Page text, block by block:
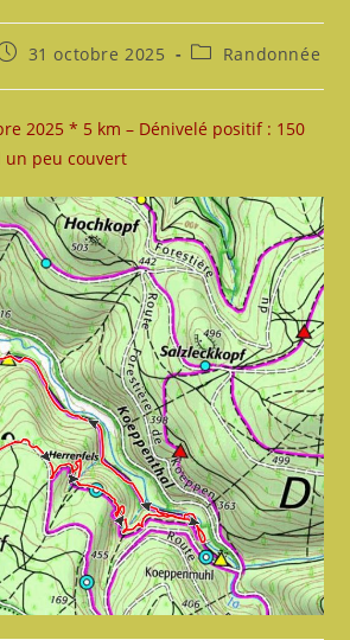
31 octobre 2025
PostRandonnée
2025 * 5 km – Dénivelé positif : 150
un peu couvert